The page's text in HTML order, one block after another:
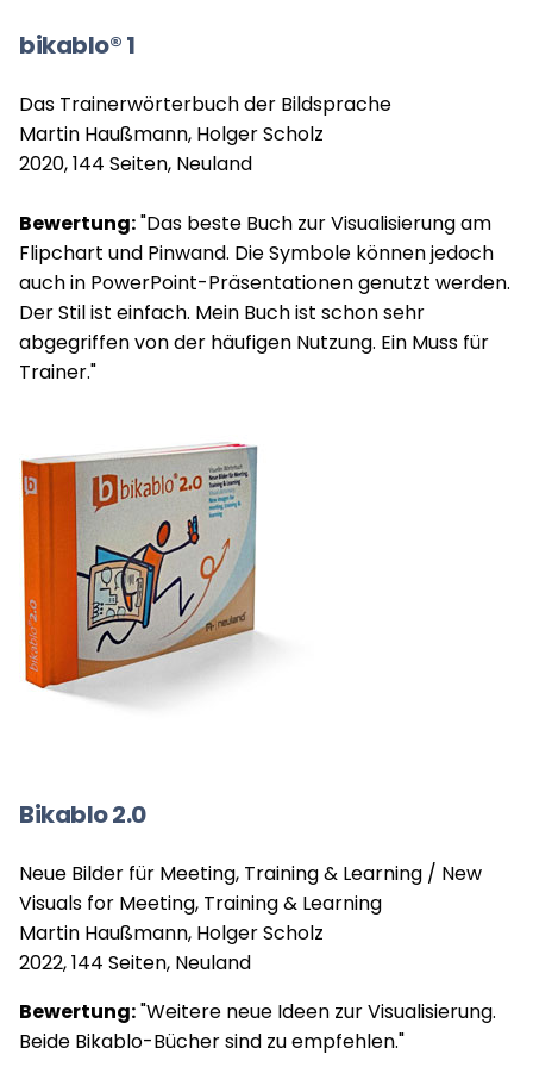
bikablo® 1
Das Trainerwörterbuch der Bildsprache
Martin Haußmann, Holger Scholz
2020, 144 Seiten, Neuland
Bewertung:"Das beste Buch zur Visualisierung am
Flipchart und Pinwand. Die Symbole können jedoch
auch in PowerPoint-Präsentationen genutzt werden.
Der Stil ist einfach. Mein Buch ist schon sehr
abgegriffen von der häufigen Nutzung. Ein Muss für
Trainer."
Bikablo 2.0
Neue Bilder für Meeting, Training & Learning / New
Visuals for Meeting, Training & Learning
Martin Haußmann, Holger Scholz
2022, 144 Seiten, Neuland
Bewertung:"Weitere neue Ideen zur Visualisierung.
Beide Bikablo-Bücher sind zu empfehlen."